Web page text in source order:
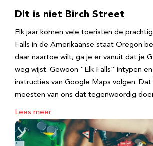
Dit is niet Birch Street
Elk jaar komen vele toeristen de
Falls in de Amerikaanse staat Oregon
daar naartoe wilt, ga je er vanuit dat je
weg wijst. Gewoon “Elk Falls” intypen
instructies van Google Maps volgen. Dat
meesten van ons dat tegenwoordig
Lees meer